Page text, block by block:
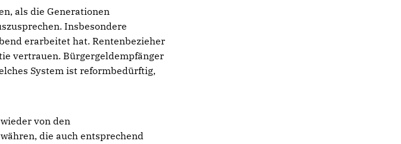
als die Generationen
Insbesondere
erarbeitet hat. Rentenbezieher
vertrauen. Bürgergeldempfänger
System ist reformbedürftig,
von den
die auch entsprechend